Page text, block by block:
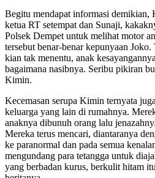
Begitu mendapat informasi
ketua RT setempat dan Sunaji,
Polsek Dempet untuk melihat motor
tersebut benar-benar kepunyaan
kian tak menentu, anak
bagaimana nasibnya. Seribu pikiran
Kimin.
Kecemasan serupa Kimin ternyata
keluarga yang lain di rumahnya.
anaknya dibunuh orang lalu
Mereka terus mencari, diantaranya
ke paranormal dan pada semua
mengundang para tetangga untuk
yang berbadan kurus, berkulit hitam